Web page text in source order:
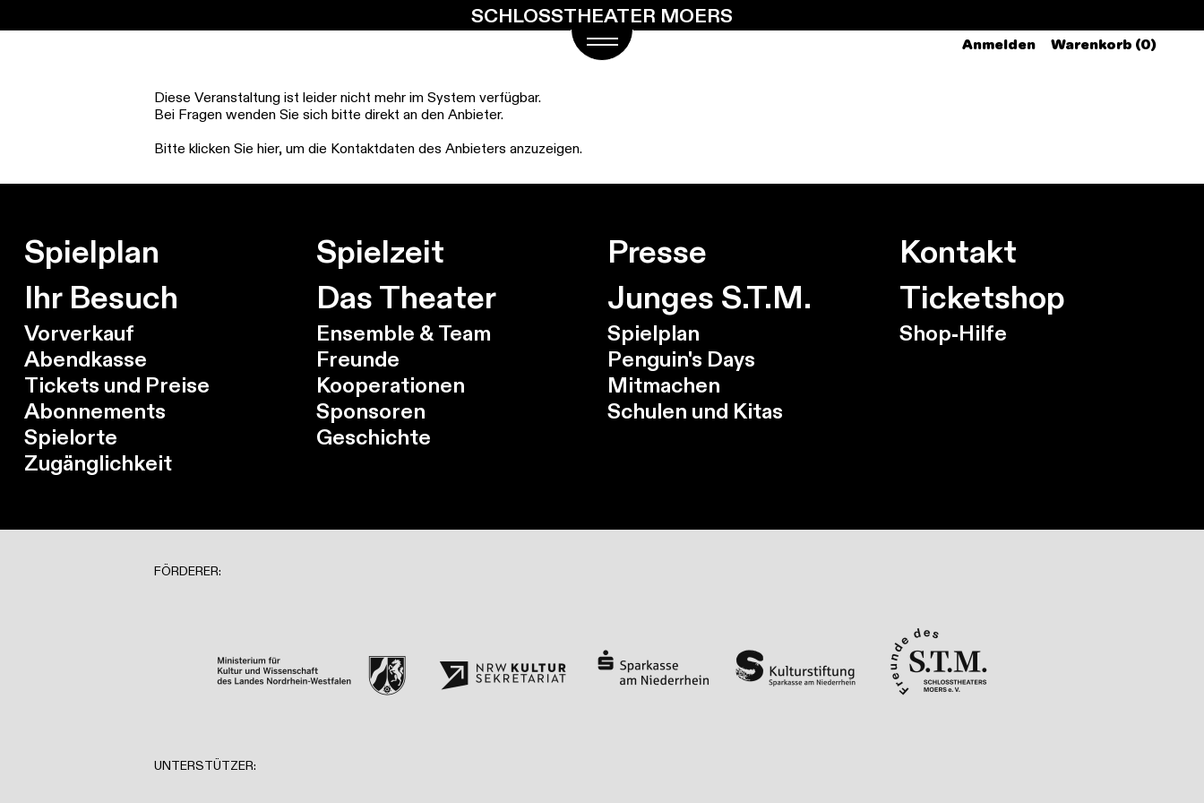
SCHLOSSTHEATER MOERS
Anmelden Warenkorb (0)
Diese Veranstaltung ist leider nicht mehr im System verfügbar.
Bei Fragen wenden Sie sich bitte direkt an den Anbieter.
Bitte klicken Sie hier, um die Kontaktdaten des Anbieters anzuzeigen.
Spielplan
Ihr Besuch
Vorverkauf
Abendkasse
Tickets und Preise
Abonnements
Spielorte
Zugänglichkeit
Spielzeit
Das Theater
Ensemble & Team
Freunde
Kooperationen
Sponsoren
Geschichte
Presse
Junges S.T.M.
Spielplan
Penguin's Days
Mitmachen
Schulen und Kitas
Kontakt
Ticketshop
Shop-Hilfe
FÖRDERER:
UNTERSTÜTZER: